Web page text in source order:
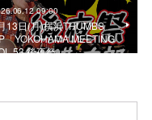
09:00
13日(月)横浜THUMBS
「YOKOHAMA MEETING
後夜祭」